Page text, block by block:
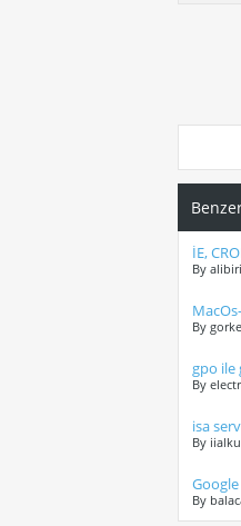
İE,
By
By
gpo ile
By
isa
By
By